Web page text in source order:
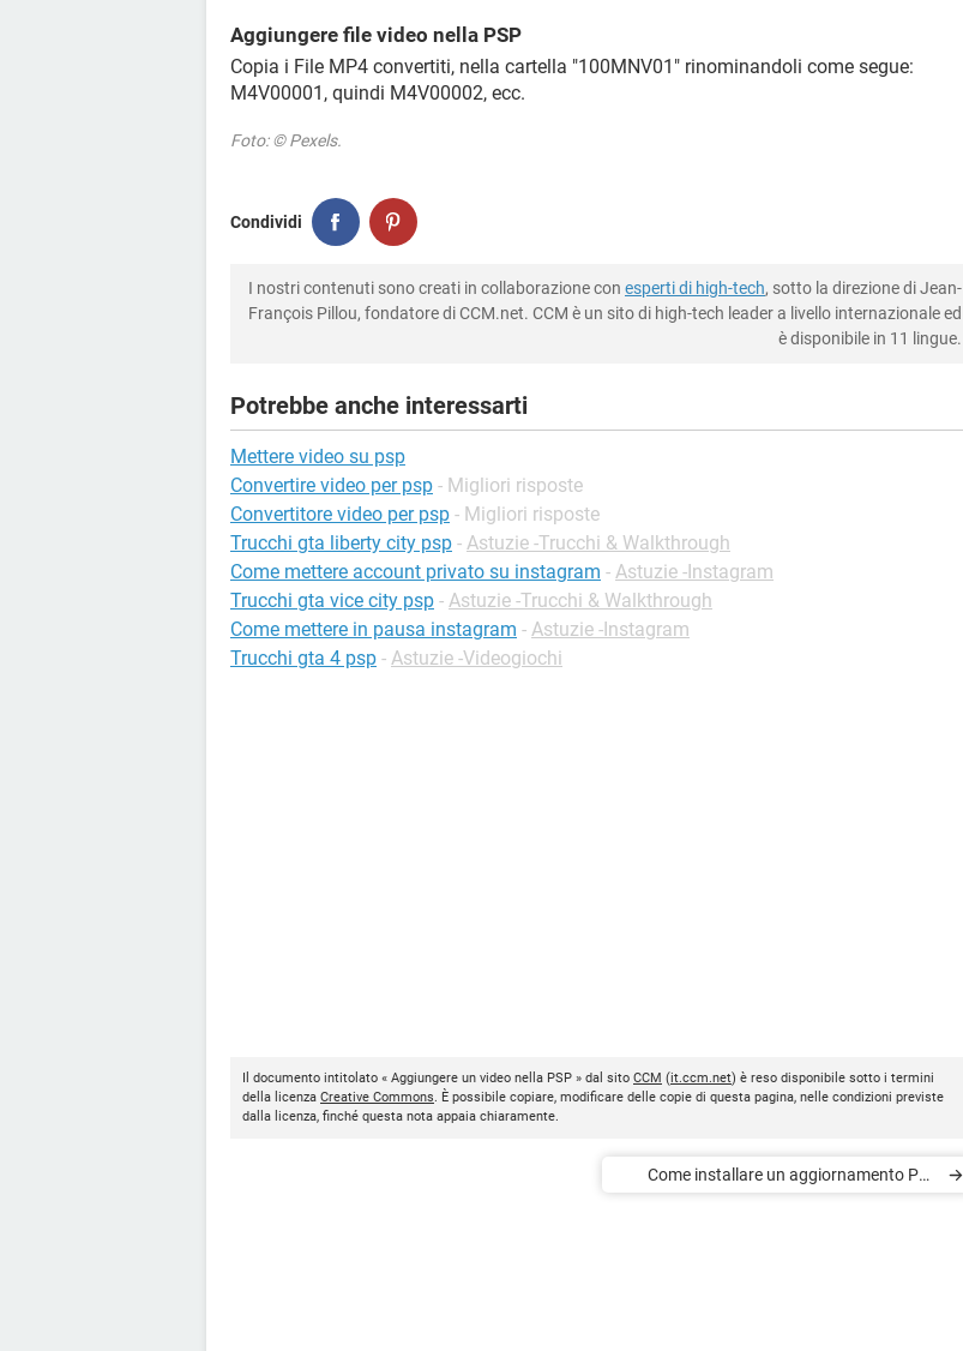
Aggiungere file video nella PSP
Copia i File MP4 convertiti, nella cartella "100MNV01" rinominandoli come segue:
M4V00001, quindi M4V00002, ecc.
Foto: © Pexels.
Condividi
I nostri contenuti sono creati in collaborazione con esperti di high-tech, sotto la direzione di Jean-
François Pillou, fondatore di CCM.net. CCM è un sito di high-tech leader a livello internazionale ed
è disponibile in 11 lingue.
Potrebbe anche interessarti
Mettere video su psp
Convertire video per psp - Migliori risposte
Convertitore video per psp - Migliori risposte
Trucchi gta liberty city psp - Astuzie -Trucchi & Walkthrough
Come mettere account privato su instagram - Astuzie -Instagram
Trucchi gta vice city psp - Astuzie -Trucchi & Walkthrough
Come mettere in pausa instagram - Astuzie -Instagram
Trucchi gta 4 psp - Astuzie -Videogiochi
Il documento intitolato « Aggiungere un video nella PSP » dal sito CCM (it.ccm.net) è reso disponibile sotto i termini
della licenza Creative Commons. È possibile copiare, modificare delle copie di questa pagina, nelle condizioni previste
dalla licenza, finché questa nota appaia chiaramente.
Come installare un aggiornamento PS4